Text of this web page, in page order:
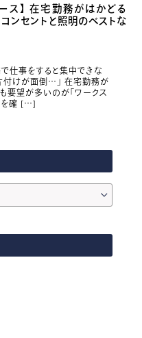
ス】 在宅勤務がはかどる
ンセントと照明のベストな
で仕事をすると集中できな
付けが面倒…」 在宅勤務が
要望が多いのが「ワークス
を確 […]